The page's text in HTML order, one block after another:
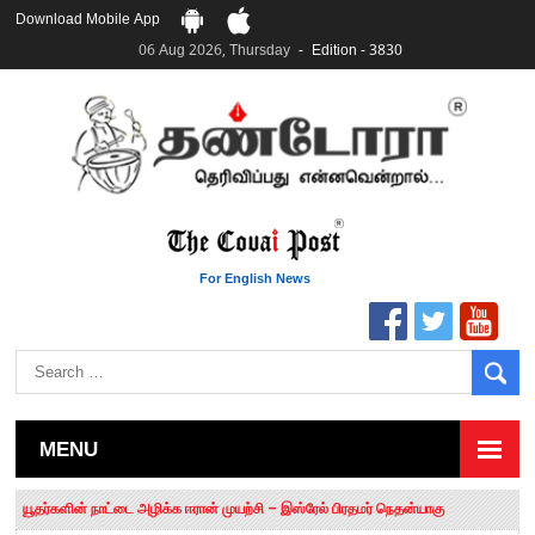
Download Mobile App
06 Aug 2026, Thursday
Edition - 3830
For English News
MENU
தமிழக சட்டப்பேரவையில் காலியிடங்கள் 6 ஆக உயர்வு
யூதர்களின் நாட்டை அழிக்க ஈரான் முயற்சி – இஸ்ரேல் பிரதமர் நெதன்யாகு
“மக்களால் நிராகரிக்கப்பட்டவர் ஸ்டாலின்!” – செங்கோட்டையன்